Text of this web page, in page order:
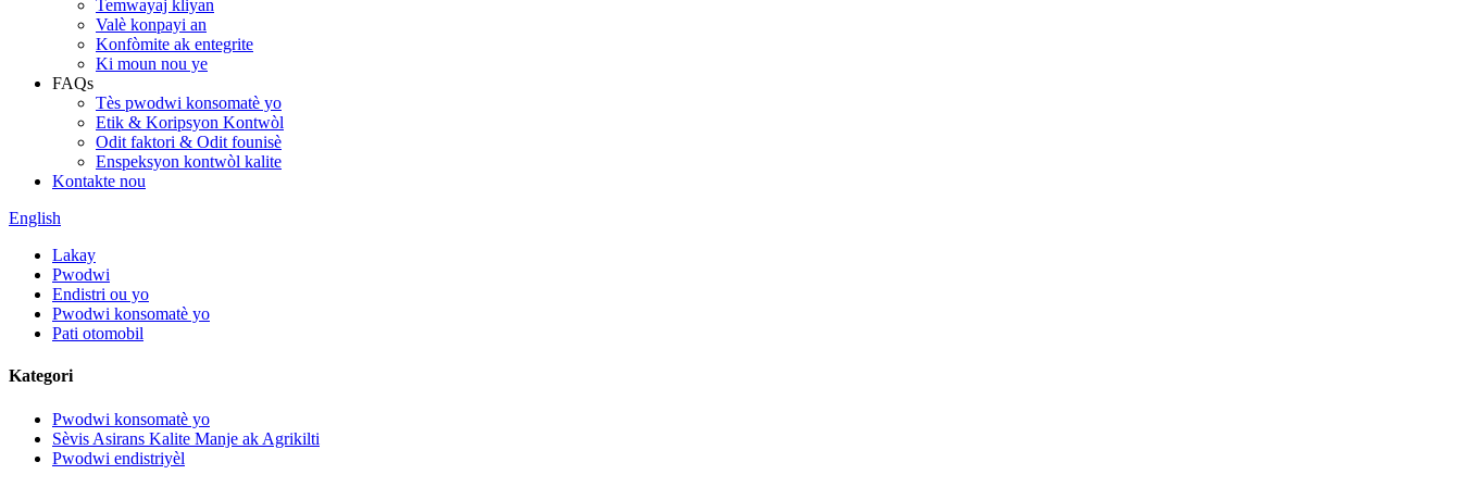
Temwayaj kliyan
Valè konpayi an
Konfòmite ak entegrite
Ki moun nou ye
FAQs
Tès pwodwi konsomatè yo
Etik & Koripsyon Kontwòl
Odit faktori & Odit founisè
Enspeksyon kontwòl kalite
Kontakte nou
English
Lakay
Pwodwi
Endistri ou yo
Pwodwi konsomatè yo
Pati otomobil
Kategori
Pwodwi konsomatè yo
Sèvis Asirans Kalite Manje ak Agrikilti
Pwodwi endistriyèl